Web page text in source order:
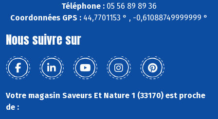
Téléphone : 05 56 89 89 36
Coordonnées GPS : 44,7701153 ° , -0,61088749999999 °
Nous suivre sur
Votre magasin Saveurs Et Nature 1 (33170) est proche
de :